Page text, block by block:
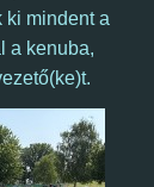
ki mindent a
a kenuba,